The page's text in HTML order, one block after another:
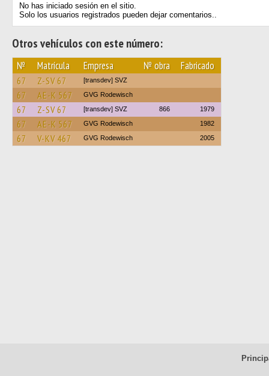
No has iniciado sesión en el sitio.
Solo los usuarios registrados pueden dejar comentarios..
Otros vehículos con este número:
№ Matrícula Empresa № obra Fabricado
67 Z-SV 67 [transdev] SVZ
67 AE-K 567 GVG Rodewisch
67 Z-SV 67 [transdev] SVZ 866 1979
67 AE-K 567 GVG Rodewisch 1982
67 V-KV 467 GVG Rodewisch 2005